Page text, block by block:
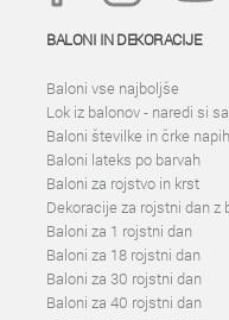
BALONI IN DEKORACIJE
Baloni vse najboljše
Lok iz balonov - naredi si
Baloni številke in črke
Baloni lateks po barvah
Baloni za rojstvo in krst
Dekoracije za rojstni dan z
Baloni za 1 rojstni dan
Baloni za 18 rojstni dan
Baloni za 30 rojstni dan
Baloni za 40 rojstni dan